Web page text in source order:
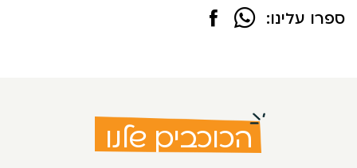
ספרו עלינו:
הכוכבים שלנו